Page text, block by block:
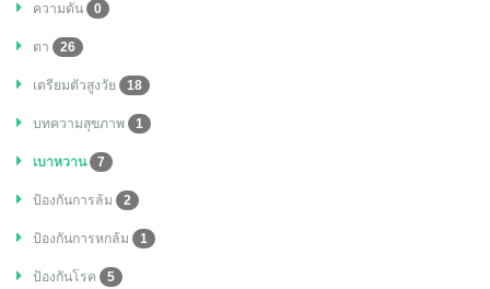
ความดัน 0
ตา 26
เตรียมตัวสูงวัย 18
บทความสุขภาพ 1
เบาหวาน 7
ป้องกันการล้ม 2
ป้องกันการหกล้ม 1
ป้องกันโรค 5